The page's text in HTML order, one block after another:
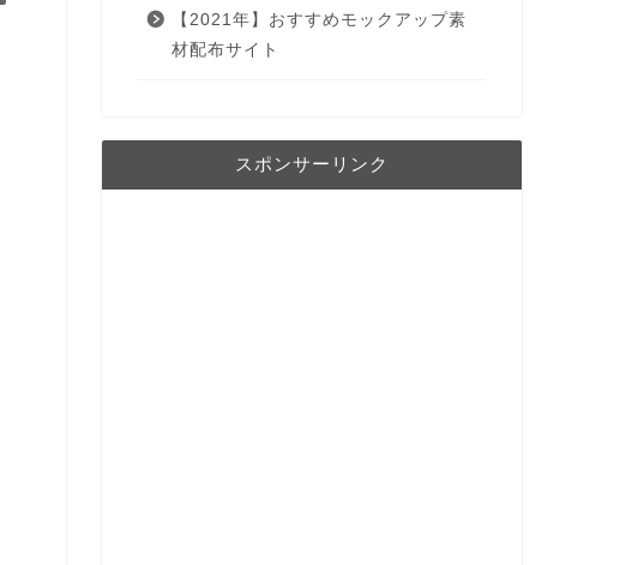
【2021年】おすすめモックアップ素
材配布サイト
スポンサーリンク